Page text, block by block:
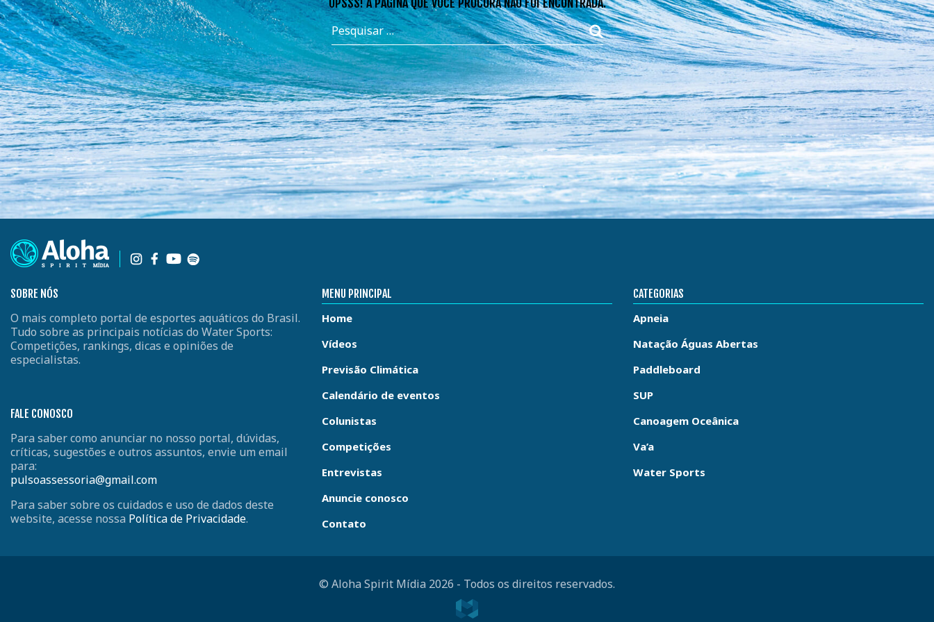
SOBRE NÓS
O mais completo portal de esportes aquáticos do Brasil.
Tudo sobre as principais notícias do Water Sports:
Competições, rankings, dicas e opiniões de
especialistas.
FALE CONOSCO
Para saber como anunciar no nosso portal, dúvidas,
críticas, sugestões e outros assuntos, envie um email
para:
pulsoassessoria@gmail.com
Para saber sobre os cuidados e uso de dados deste
website, acesse nossa Política de Privacidade.
MENU PRINCIPAL
Home
Vídeos
Previsão Climática
Calendário de eventos
Colunistas
Competições
Entrevistas
Anuncie conosco
Contato
CATEGORIAS
Apneia
Natação Águas Abertas
Paddleboard
SUP
Canoagem Oceânica
Va’a
Water Sports
© Aloha Spirit Mídia 2026 - Todos os direitos reservados.